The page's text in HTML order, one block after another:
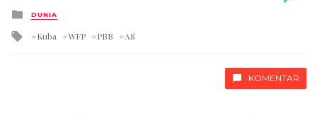
Posted
in
DUNIA
Tagged
Kuba WFP PBB AS
KOMENTAR